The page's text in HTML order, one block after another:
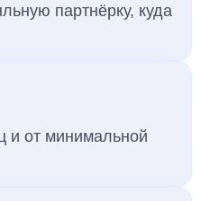
партнёрку, куда
и от минимальной